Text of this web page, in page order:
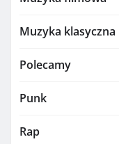
Muzyka klasyczna
Polecamy
Punk
Rap